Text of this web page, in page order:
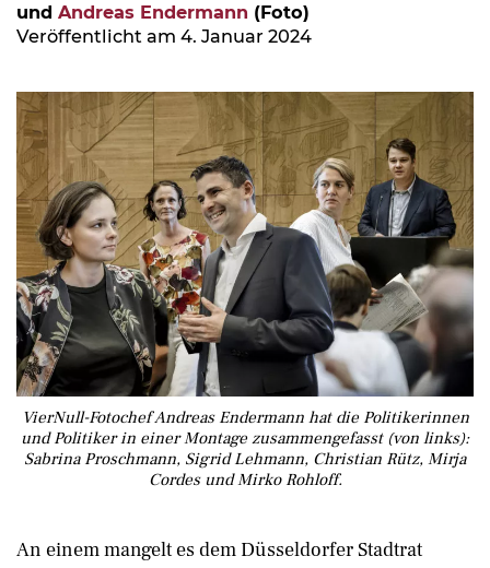
und Andreas Endermann (Foto)
Veröffentlicht am 4. Januar 2024
VierNull-Fotochef Andreas Endermann hat die Politikerinnen
und Politiker in einer Montage zusammengefasst (von links):
Sabrina Proschmann, Sigrid Lehmann, Christian Rütz, Mirja
Cordes und Mirko Rohloff.
An einem mangelt es dem Düsseldorfer Stadtrat